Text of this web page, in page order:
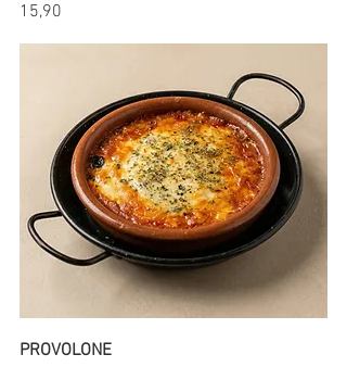
15,90
PROVOLONE